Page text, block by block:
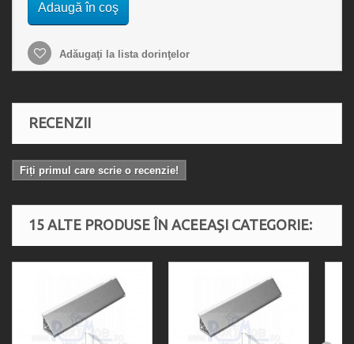
Adaugă în coş
Adăugaţi la lista dorinţelor
RECENZII
Fiți primul care scrie o recenzie!
15 ALTE PRODUSE ÎN ACEEAȘI CATEGORIE: